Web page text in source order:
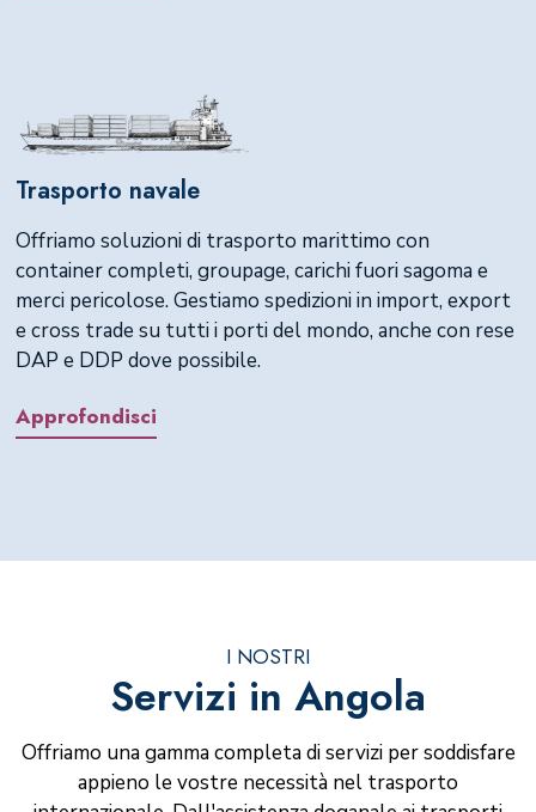
Trasporto navale
Offriamo soluzioni di trasporto marittimo con
container completi, groupage, carichi fuori sagoma e
merci pericolose. Gestiamo spedizioni in import, export
e cross trade su tutti i porti del mondo, anche con rese
DAP e DDP dove possibile.
Approfondisci
I NOSTRI
Servizi in Angola
Offriamo una gamma completa di servizi per soddisfare
appieno le vostre necessità nel trasporto